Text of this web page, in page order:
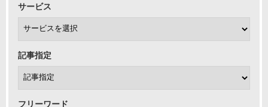
サービス
記事指定
フリーワード